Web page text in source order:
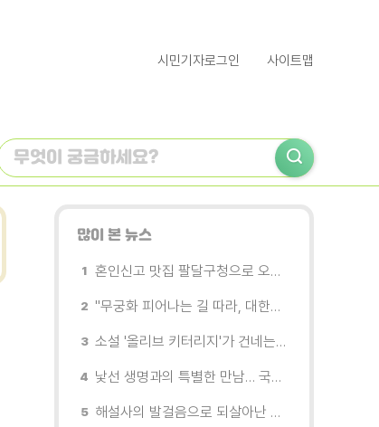
시민기자로그인 사이트맵
많이 본 뉴스
혼인신고 맛집 팔달구청으로 오세요
"무궁화 피어나는 길 따라, 대한민국을 걷는다"
소설 '올리브 키터리지'가 건네는 삶과 연민의 철학
낯선 생명과의 특별한 만남… 국제전 《패트리샤 피치니니: 킨쉽》
해설사의 발걸음으로 되살아난 수원의 독립운동 역사